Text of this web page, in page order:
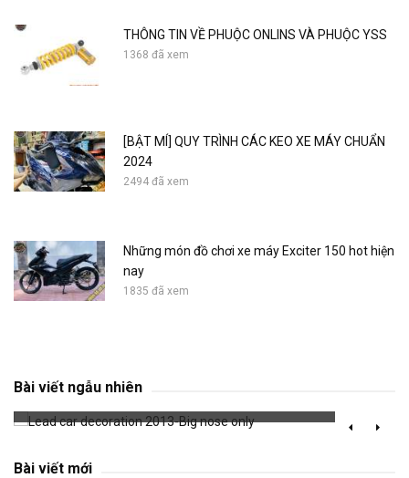
THÔNG TIN VỀ PHUỘC ONLINS VÀ PHUỘC YSS
1368 đã xem
[BẬT MÍ] QUY TRÌNH CÁC KEO XE MÁY CHUẨN
2024
2494 đã xem
Những món đồ chơi xe máy Exciter 150 hot hiện
nay
1835 đã xem
Bài viết ngẫu nhiên
Lead car decoration 2013-Big nose only
724 đã xem
Bài viết mới